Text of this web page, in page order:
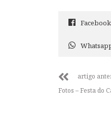
Facebook
artigo
Fotos – Festa do